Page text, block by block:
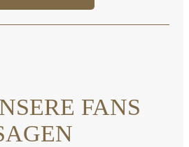
FANS